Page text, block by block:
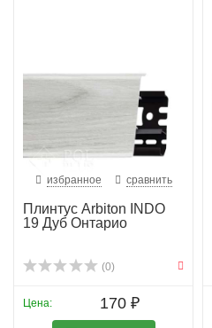
избранное сравнить
Плинтус Arbiton INDO
19 Дуб Онтарио
(0)
Цена: 170 ₽